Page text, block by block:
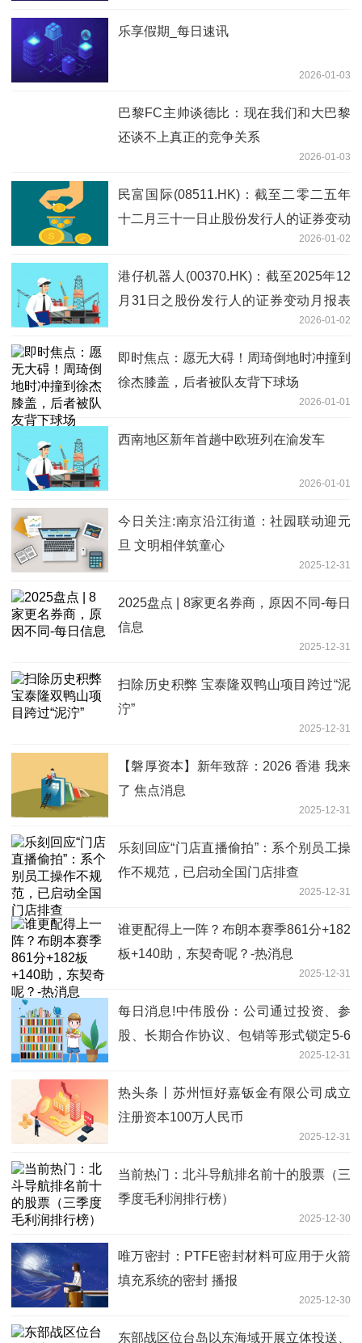
乐享假期_每日速讯
2026-01-03
巴黎FC主帅谈德比：现在我们和大巴黎
还谈不上真正的竞争关系
2026-01-03
民富国际(08511.HK)：截至二零二五年
十二月三十一日止股份发行人的证券变动
2026-01-02
港仔机器人(00370.HK)：截至2025年12
月31日之股份发行人的证券变动月报表
2026-01-02
即时焦点：愿无大碍！周琦倒地时冲撞到
徐杰膝盖，后者被队友背下球场
2026-01-01
西南地区新年首趟中欧班列在渝发车
2026-01-01
今日关注:南京沿江街道：社园联动迎元
旦 文明相伴筑童心
2025-12-31
2025盘点 | 8家更名券商，原因不同-每日
信息
2025-12-31
扫除历史积弊 宝泰隆双鸭山项目跨过“泥
泞”
2025-12-31
【磐厚资本】新年致辞：2026 香港 我来
了 焦点消息
2025-12-31
乐刻回应“门店直播偷拍”：系个别员工操
作不规范，已启动全国门店排查
2025-12-31
谁更配得上一阵？布朗本赛季861分+182
板+140助，东契奇呢？-热消息
2025-12-31
每日消息!中伟股份：公司通过投资、参
股、长期合作协议、包销等形式锁定5-6
2025-12-31
热头条丨苏州恒好嘉钣金有限公司成立
注册资本100万人民币
2025-12-31
当前热门：北斗导航排名前十的股票（三
季度毛利润排行榜）
2025-12-30
唯万密封：PTFE密封材料可应用于火箭
填充系统的密封 播报
2025-12-30
东部战区位台岛以东海域开展立体投送、